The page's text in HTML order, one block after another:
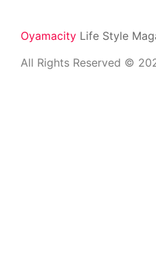
Oyamacity Life Style
All Rights Reserved ©